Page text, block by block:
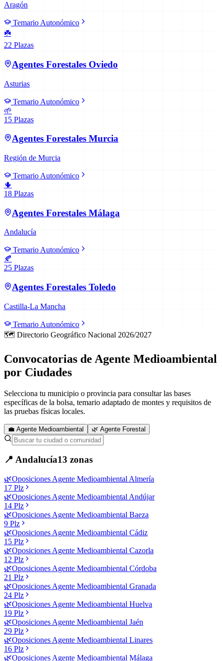
Aragón
Temario Autonómico
☘️
22 Plazas
Agentes Forestales Oviedo
Asturias
Temario Autonómico
🌱
15 Plazas
Agentes Forestales Murcia
Región de Murcia
Temario Autonómico
🌵
18 Plazas
Agentes Forestales Málaga
Andalucía
Temario Autonómico
🍂
25 Plazas
Agentes Forestales Toledo
Castilla-La Mancha
Temario Autonómico
🗺️ Directorio Geográfico Nacional 2026/2027
Convocatorias de Agente Medioambiental
por Ciudades
Selecciona tu municipio o provincia para consultar las bases
específicas de la bolsa, temario adaptado de montes y requisitos de
las pruebas físicas locales.
💼 Agente Medioambiental 🌿 Agente Forestal
📍 Andalucía13 zonas
🌿Oposiciones Agente Medioambiental Almería
17 Plz
🌿Oposiciones Agente Medioambiental Andújar
14 Plz
🌿Oposiciones Agente Medioambiental Baeza
9 Plz
🌿Oposiciones Agente Medioambiental Cádiz
15 Plz
🌿Oposiciones Agente Medioambiental Cazorla
12 Plz
🌿Oposiciones Agente Medioambiental Córdoba
21 Plz
🌿Oposiciones Agente Medioambiental Granada
24 Plz
🌿Oposiciones Agente Medioambiental Huelva
19 Plz
🌿Oposiciones Agente Medioambiental Jaén
29 Plz
🌿Oposiciones Agente Medioambiental Linares
16 Plz
🌿Oposiciones Agente Medioambiental Málaga